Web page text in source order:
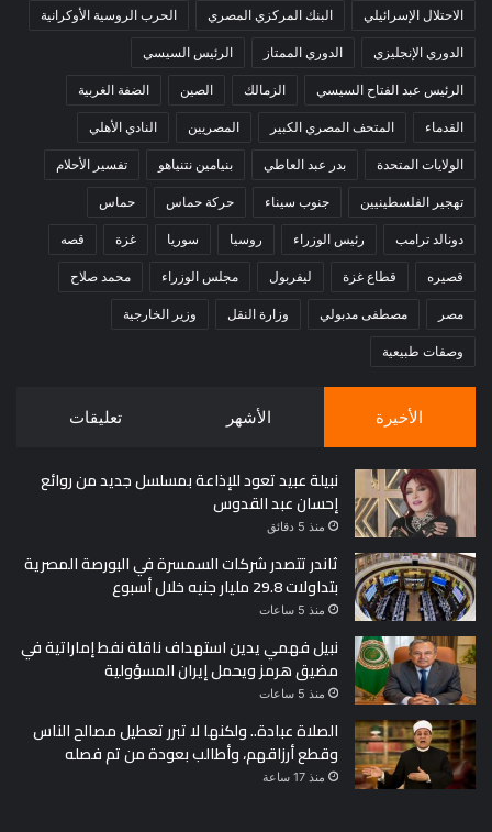
الاحتلال الإسرائيلي البنك المركزي المصري الحرب الروسية الأوكرانية
الدوري الإنجليزي الدوري الممتاز الرئيس السيسي
الرئيس عبد الفتاح السيسي الزمالك الصين الضفة الغربية
القدماء المتحف المصري الكبير المصريين النادي الأهلي
الولايات المتحدة بدر عبد العاطي بنيامين نتنياهو تفسير الأحلام
تهجير الفلسطينيين جنوب سيناء حركة حماس حماس
دونالد ترامب رئيس الوزراء روسيا سوريا غزة قصه
قصيره قطاع غزة ليفربول مجلس الوزراء محمد صلاح
مصر مصطفى مدبولي وزارة النقل وزير الخارجية
وصفات طبيعية
الأخيرة الأشهر تعليقات
نبيلة عبيد تعود للإذاعة بمسلسل جديد من روائع
إحسان عبد القدوس
منذ 5 دقائق
ثاندر تتصدر شركات السمسرة في البورصة المصرية
بتداولات 29.8 مليار جنيه خلال أسبوع
منذ 5 ساعات
نبيل فهمي يدين استهداف ناقلة نفط إماراتية في
مضيق هرمز ويحمل إيران المسؤولية
منذ 5 ساعات
الصلاة عبادة.. ولكنها لا تبرر تعطيل مصالح الناس
وقطع أرزاقهم، وأطالب بعودة من تم فصله
منذ 17 ساعة